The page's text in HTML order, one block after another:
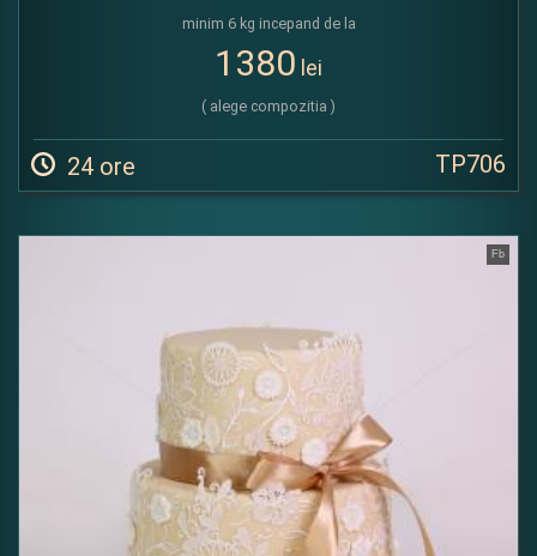
minim 6 kg incepand de la
1380 lei
( alege compozitia )
24 ore TP706
Fb